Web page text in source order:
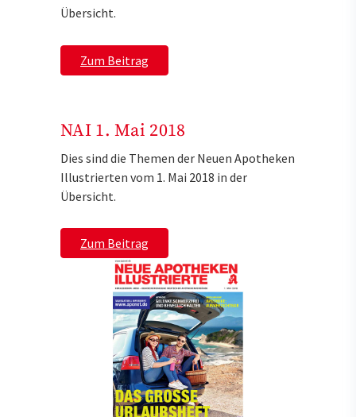
Übersicht.
Zum Beitrag
NAI 1. Mai 2018
Dies sind die Themen der Neuen Apotheken
Illustrierten vom 1. Mai 2018 in der
Übersicht.
Zum Beitrag